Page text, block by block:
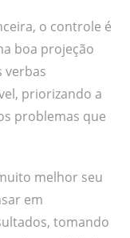
o controle é
boa projeção
verbas
priorizando a
problemas que
melhor seu
em
tomando